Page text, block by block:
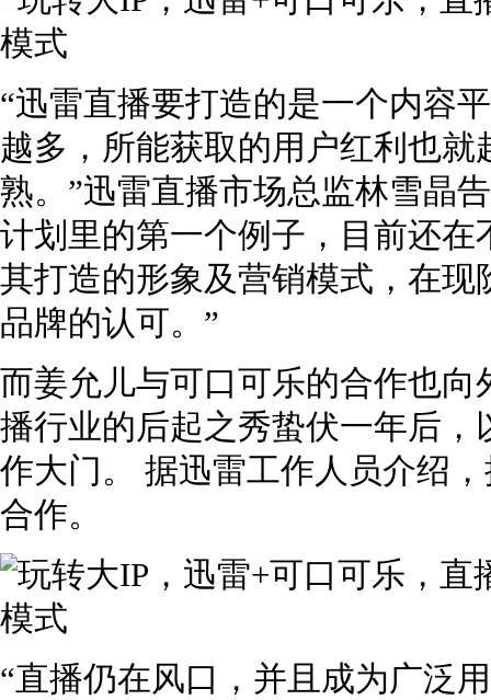
“迅雷直播要打造的是一个内容
越多，所能获取的用户红利也
熟。”迅雷直播市场总监林雪晶
计划里的第一个例子，目前还
其打造的形象及营销模式，在
品牌的认可。”
而姜允儿与可口可乐的合作也
播行业的后起之秀蛰伏一年后
作大门。 据迅雷工作人员介绍
合作。
“直播仍在风口，并且成为广泛